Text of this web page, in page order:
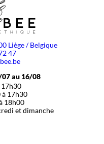
Liège / Belgique
47
07 au 16/08
17h30
à 17h30
18h00
et dimanche